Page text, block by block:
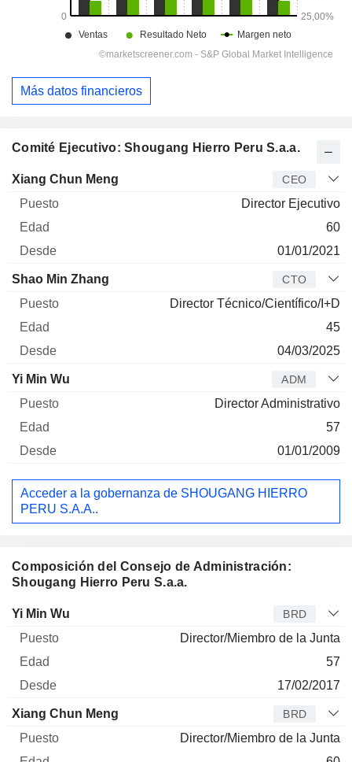
Comité Ejecutivo: Shougang Hierro Peru S.a.a.
Director Puesto Edad
Xiang Chun Meng CEO
Director Ejecutivo
60
01/01/2021
Shao Min Zhang CTO
Director Técnico/Científico/I+D
45
04/03/2025
Yi Min Wu ADM
Director Administrativo
57
01/01/2009
Acceder a la gobernanza de SHOUGANG HIERRO
PERU S.A.A..
Composición del Consejo de Administración:
Shougang Hierro Peru S.a.a.
Administrador
Yi Min Wu BRD
Director/Miembro de la Junta
57
17/02/2017
Xiang Chun Meng BRD
Director/Miembro de la Junta
Más datos financieros